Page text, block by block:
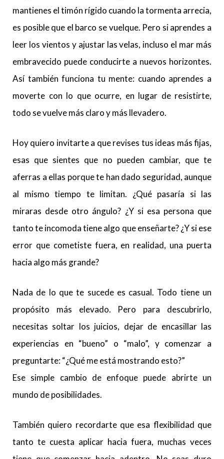
mantienes el timón rígido cuando la tormenta arrecia,
es posible que el barco se vuelque. Pero si aprendes a
leer los vientos y ajustar las velas, incluso el mar más
embravecido puede conducirte a nuevos horizontes.
Así también funciona tu mente: cuando aprendes a
moverte con lo que ocurre, en lugar de resistirte,
todo se vuelve más claro y más llevadero.
Hoy quiero invitarte a que revises tus ideas más fijas,
esas que sientes que no pueden cambiar, que te
aferras a ellas porque te han dado seguridad, aunque
al mismo tiempo te limitan. ¿Qué pasaría si las
miraras desde otro ángulo? ¿Y si esa persona que
tanto te incomoda tiene algo que enseñarte? ¿Y si ese
error que cometiste fuera, en realidad, una puerta
hacia algo más grande?
Nada de lo que te sucede es casual. Todo tiene un
propósito más elevado. Pero para descubrirlo,
necesitas soltar los juicios, dejar de encasillar las
experiencias en “bueno” o “malo”, y comenzar a
preguntarte: “¿Qué me está mostrando esto?”
Ese simple cambio de enfoque puede abrirte un
mundo de posibilidades.
También quiero recordarte que esa flexibilidad que
tanto te cuesta aplicar hacia fuera, muchas veces